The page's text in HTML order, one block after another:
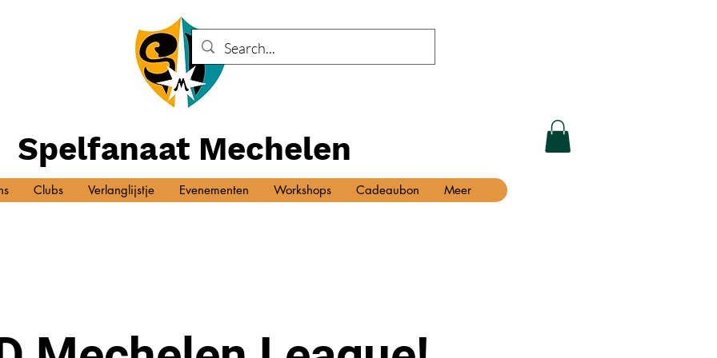
Spelfanaat Mechelen
Clubs Verlanglijstje Evenementen Workshops Cadeaubon Meer